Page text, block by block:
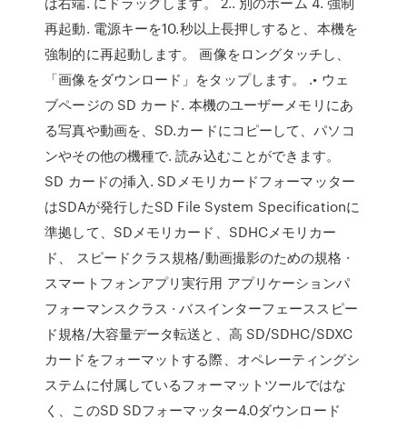
再起動. 電源キーを10.秒以上長押しすると、本機を
強制的に再起動します。 画像をロングタッチし、
「画像をダウンロード」をタップします。 .• ウェ
ブページの SD カード. 本機のユーザーメモリにあ
る写真や動画を、SD.カードにコピーして、パソコ
ンやその他の機種で. 読み込むことができます。
SD カードの挿入. SDメモリカードフォーマッター
はSDAが発行したSD File System Specificationに
準拠して、SDメモリカード、SDHCメモリカー
ド、 スピードクラス規格/動画撮影のための規格 ·
スマートフォンアプリ実行用 アプリケーションパ
フォーマンスクラス · バスインターフェーススピー
ド規格/大容量データ転送と、高 SD/SDHC/SDXC
カードをフォーマットする際、オペレーティングシ
ステムに付属しているフォーマットツールではな
く、このSD SDフォーマッター4.0ダウンロード